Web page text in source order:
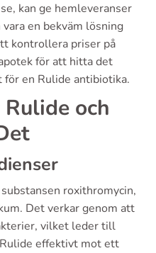
kan ge hemleveranser
en bekväm lösning
kontrollera priser på
för att hitta det
en Rulide antibiotika.
och
roxithromycin,
Det verkar genom att
vilket leder till
effektivt mot ett